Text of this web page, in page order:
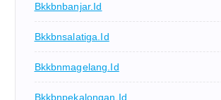
Bkkbnbanjar.id
Bkkbnsalatiga.id
Bkkbnmagelang.id
Bkkbnpekalongan.id